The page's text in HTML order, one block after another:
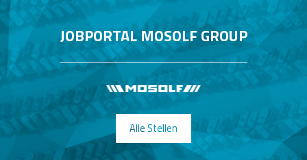
JOBPORTAL MOSOLF GROUP
Alle Stellen